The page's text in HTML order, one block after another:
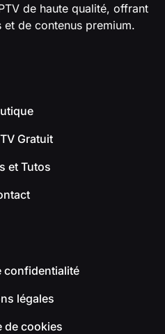
de haute qualité, offrant
et de contenus premium.
Gratuit
et Tutos
confidentialité
légales
de cookies